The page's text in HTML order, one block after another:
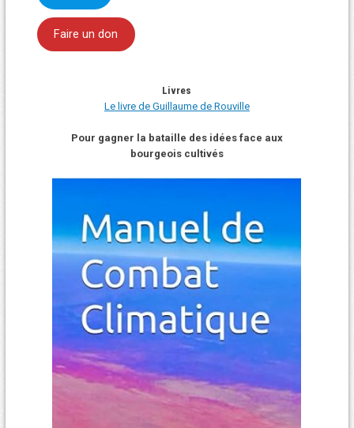
Faire un don
Livres
Le livre de Guillaume de Rouville
Pour gagner la bataille des idées face aux
bourgeois cultivés